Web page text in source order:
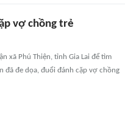
vợ chồng trẻ
xã Phú Thiện, tỉnh Gia Lai để tìm
đã đe dọa, đuổi đánh cặp vợ chồng